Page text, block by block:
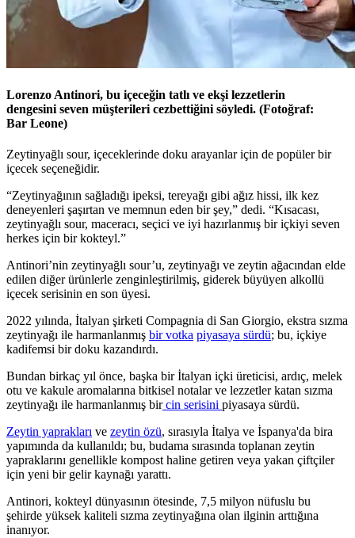
Lorenzo Antinori, bu içeceğin tatlı ve ekşi lezzetlerin
dengesini seven müşterileri cezbettiğini söyledi. (Fotoğraf:
Bar Leone)
Zeytinyağlı sour, içeceklerinde doku arayanlar için de popüler bir
içecek seçeneğidir.
“Zeytinyağının sağladığı ipeksi, tereyağı gibi ağız hissi, ilk kez
deneyenleri şaşırtan ve memnun eden bir şey,” dedi. “Kısacası,
zeytinyağlı sour, maceracı, seçici ve iyi hazırlanmış bir içkiyi seven
herkes için bir kokteyl.”
Antinori’nin zeytinyağlı sour’u, zeytinyağı ve zeytin ağacından elde
edilen diğer ürünlerle zenginleştirilmiş, giderek büyüyen alkollü
içecek serisinin en son üyesi.
2022 yılında, İtalyan şirketi Compagnia di San Giorgio, ekstra sızma
zeytinyağı ile harmanlanmış bir votka piyasaya sürdü; bu, içkiye
kadifemsi bir doku kazandırdı.
Bundan birkaç yıl önce, başka bir İtalyan içki üreticisi, ardıç, melek
otu ve kakule aromalarına bitkisel notalar ve lezzetlerkatan sızma
zeytinyağı ile harmanlanmış bircin serisini piyasaya sürdü.
Zeytin yaprakları ve zeytin özü, sırasıyla İtalya ve İspanya'da bira
yapımında da kullanıldı; bu, budama sırasında toplanan zeytin
yapraklarını genellikle kompost haline getiren veya yakan çiftçiler
için yeni bir gelir kaynağı yarattı.
Antinori, kokteyl dünyasının ötesinde, 7,5 milyon nüfuslu bu
şehirde yüksek kaliteli sızma zeytinyağına olan ilginin arttığına
inanıyor.